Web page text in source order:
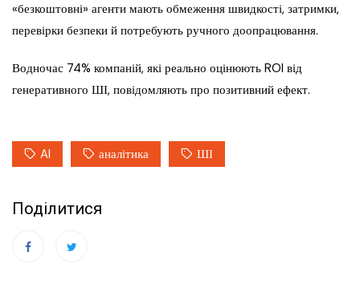
«безкоштовні» агенти мають обмеження швидкості, затримки,
перевірки безпеки й потребують ручного доопрацювання.
Водночас 74% компаній, які реально оцінюють ROI від
генеративного ШІ, повідомляють про позитивний ефект.
AI аналітика ШІ
Поділитися